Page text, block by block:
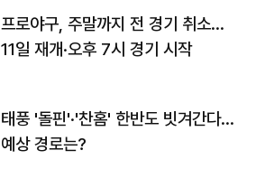
프로야구, 주말까지 전 경기 취소…
11일 재개·오후 7시 경기 시작
태풍 '돌핀'·'찬홈' 한반도 빗겨간다…
예상 경로는?